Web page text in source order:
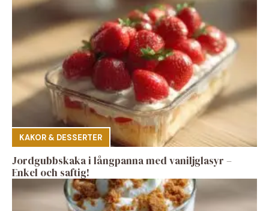
KAKOR & DESSERTER
Jordgubbskaka i långpanna med vaniljglasyr –
Enkel och saftig!